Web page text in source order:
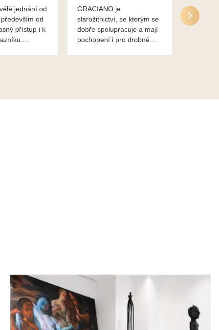
jednání od
od
přístup i k
GRACIANO je
stsrožitnictví, se kterým se
dobře spolupracuje a mají
pochopení i pro drobné
Služby
jsou po